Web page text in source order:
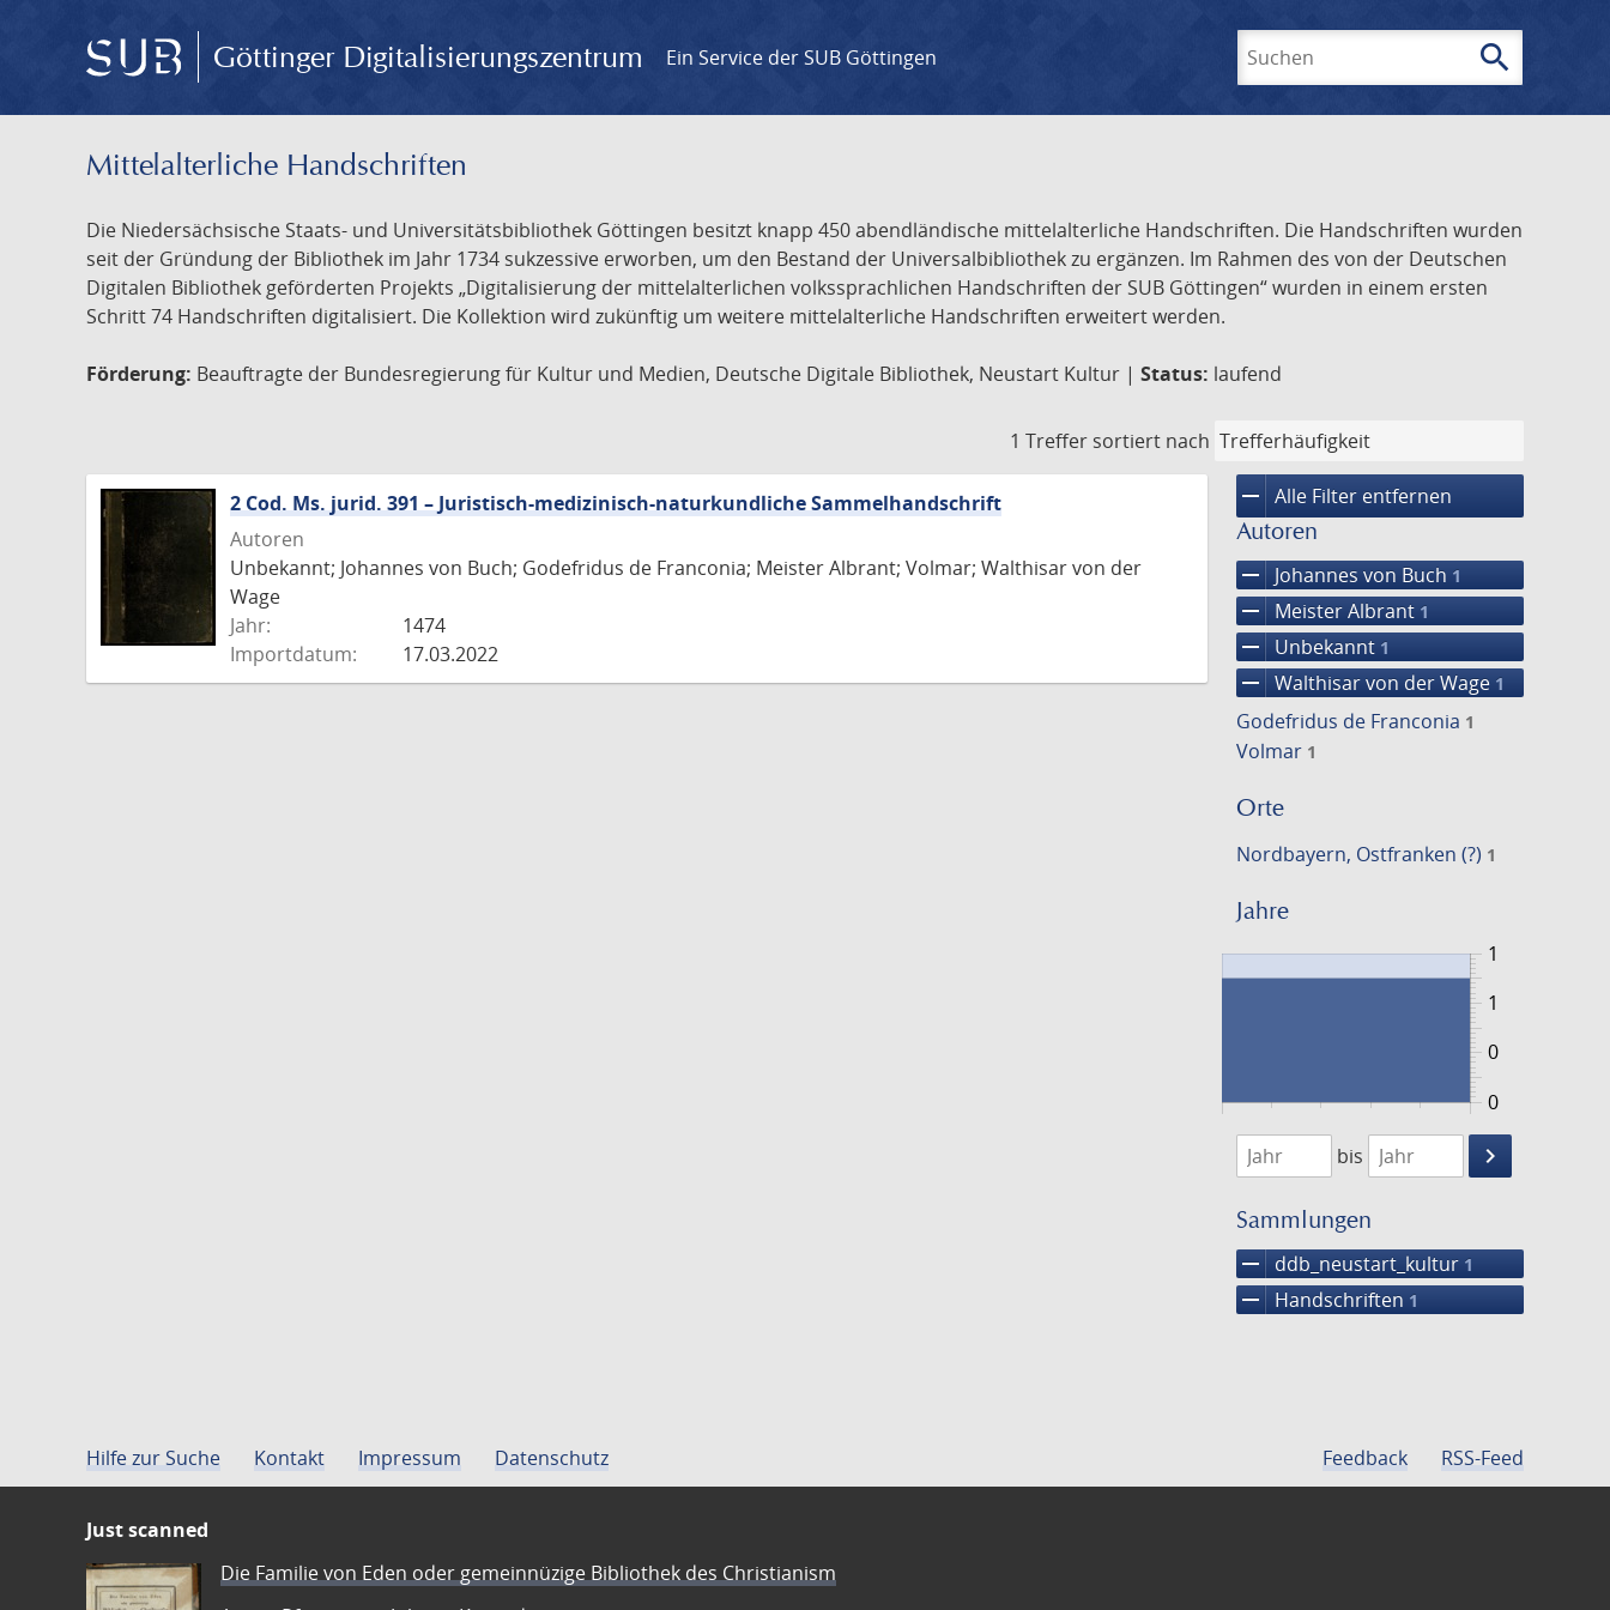
Göttinger Digitalisierungszentrum Ein Service der SUB Göttingen search
Mittelalterliche Handschriften
Die Niedersächsische Staats- und Universitätsbibliothek Göttingen besitzt knapp 450 abendländische mittelalterliche Handschriften. Die Handschriften wurden
seit der Gründung der Bibliothek im Jahr 1734 sukzessive erworben, um den Bestand der Universalbibliothek zu ergänzen. Im Rahmen des von der Deutschen
Digitalen Bibliothek geförderten Projekts „Digitalisierung der mittelalterlichen volkssprachlichen Handschriften der SUB Göttingen“ wurden in einem ersten
Schritt 74 Handschriften digitalisiert. Die Kollektion wird zukünftig um weitere mittelalterliche Handschriften erweitert werden.
Förderung: Beauftragte der Bundesregierung für Kultur und Medien, Deutsche Digitale Bibliothek, Neustart Kultur | Status: laufend
1 Treffer sortiert nach
remove Alle Filter entfernen
Autoren
remove Johannes von Buch 1
remove Meister Albrant 1
remove Unbekannt 1
remove Walthisar von der Wage 1
Godefridus de Franconia 1
Volmar 1
Orte
Nordbayern, Ostfranken (?) 1
Jahre
0
1
0
1
1474
1475
bis
keyboard_arrow_right
Suche
Sammlungen
remove ddb_neustart_kultur 1
remove Handschriften 1
2 Cod. Ms. jurid. 391 – Juristisch-medizinisch-naturkundliche Sammelhandschrift
Autoren
Unbekannt; Johannes von Buch; Godefridus de Franconia; Meister Albrant; Volmar; Walthisar von der
Wage
Jahr:
1474
Importdatum:
17.03.2022
Hilfe zur Suche Kontakt Impressum Datenschutz Feedback RSS-Feed
Just scanned
Die Familie von Eden oder gemeinnüzige Bibliothek des Christianism